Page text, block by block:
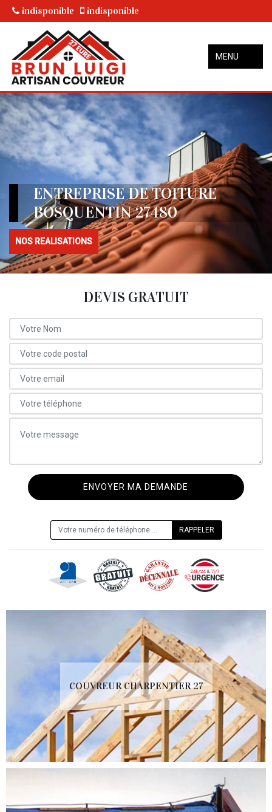
indisponible indisponible
MENU
ENTREPRISE DE TOITURE
BOSQUENTIN 27480
NOS REALISATIONS
DEVIS GRATUIT
COUVREUR CHARPENTIER 27